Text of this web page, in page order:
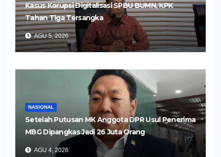
Kasus Korupsi Digitalisasi SPBU BUMN, KPK
Tahan Tiga Tersangka
AGU 5, 2026
NASIONAL
Setelah Putusan MK Anggota DPR Usul Penerima
MBG Dipangkas Jadi 26 Juta Orang
AGU 4, 2026